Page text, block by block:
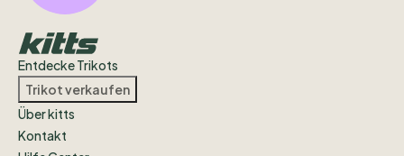
Entdecke Trikots
Trikot verkaufen
Über kitts
Kontakt